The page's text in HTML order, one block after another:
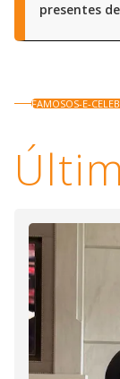
presentes
FAMOSOS-E-